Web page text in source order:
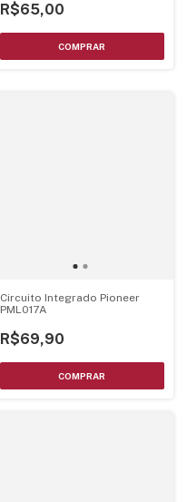
R$65,00
Circuito Integrado Pioneer
PML017A
R$69,90